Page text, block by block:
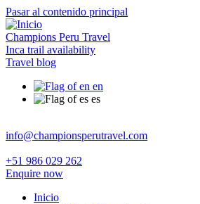
Pasar al contenido principal
Champions Peru Travel
Inca trail availability
Travel blog
en
es
info@championsperutravel.com
+51 986 029 262
Enquire now
Inicio